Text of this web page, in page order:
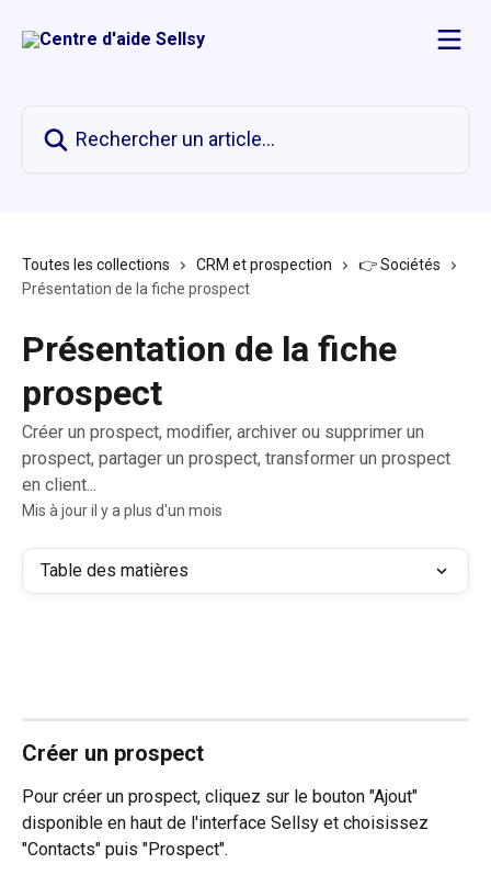
Toutes les collections CRM et prospection
👉 Sociétés
Présentation de la fiche prospect
Présentation de la fiche
prospect
Créer un prospect, modifier, archiver ou supprimer un
prospect, partager un prospect, transformer un prospect
en client...
Mis à jour il y a plus d'un mois
Table des matières
Créer un prospect
Pour créer un prospect, cliquez sur le bouton "Ajout"
disponible en haut de l'interface Sellsy et choisissez
"Contacts" puis "Prospect".